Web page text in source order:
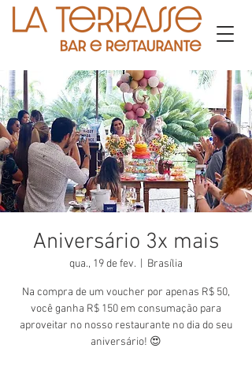
Aniversário 3x mais
qua., 19 de fev. Brasília
Na compra de um voucher por apenas R$ 50,
você ganha R$ 150 em consumação para
aproveitar no nosso restaurante no dia do seu
aniversário! 😍